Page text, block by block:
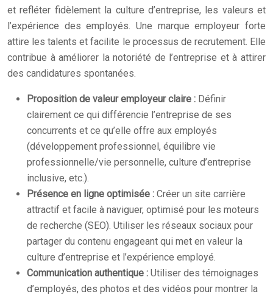
et refléter fidèlement la culture d’entreprise, les valeurs et
l’expérience des employés. Une marque employeur forte
attire les talents et facilite le processus de recrutement. Elle
contribue à améliorer la notoriété de l’entreprise et à attirer
des candidatures spontanées.
Proposition de valeur employeur claire : Définir
clairement ce qui différencie l’entreprise de ses
concurrents et ce qu’elle offre aux employés
(développement professionnel, équilibre vie
professionnelle/vie personnelle, culture d’entreprise
inclusive, etc.).
Présence en ligne optimisée : Créer un site carrière
attractif et facile à naviguer, optimisé pour les moteurs
de recherche (SEO). Utiliser les réseaux sociaux pour
partager du contenu engageant qui met en valeur la
culture d’entreprise et l’expérience employé.
Communication authentique : Utiliser des témoignages
d’employés, des photos et des vidéos pour montrer la